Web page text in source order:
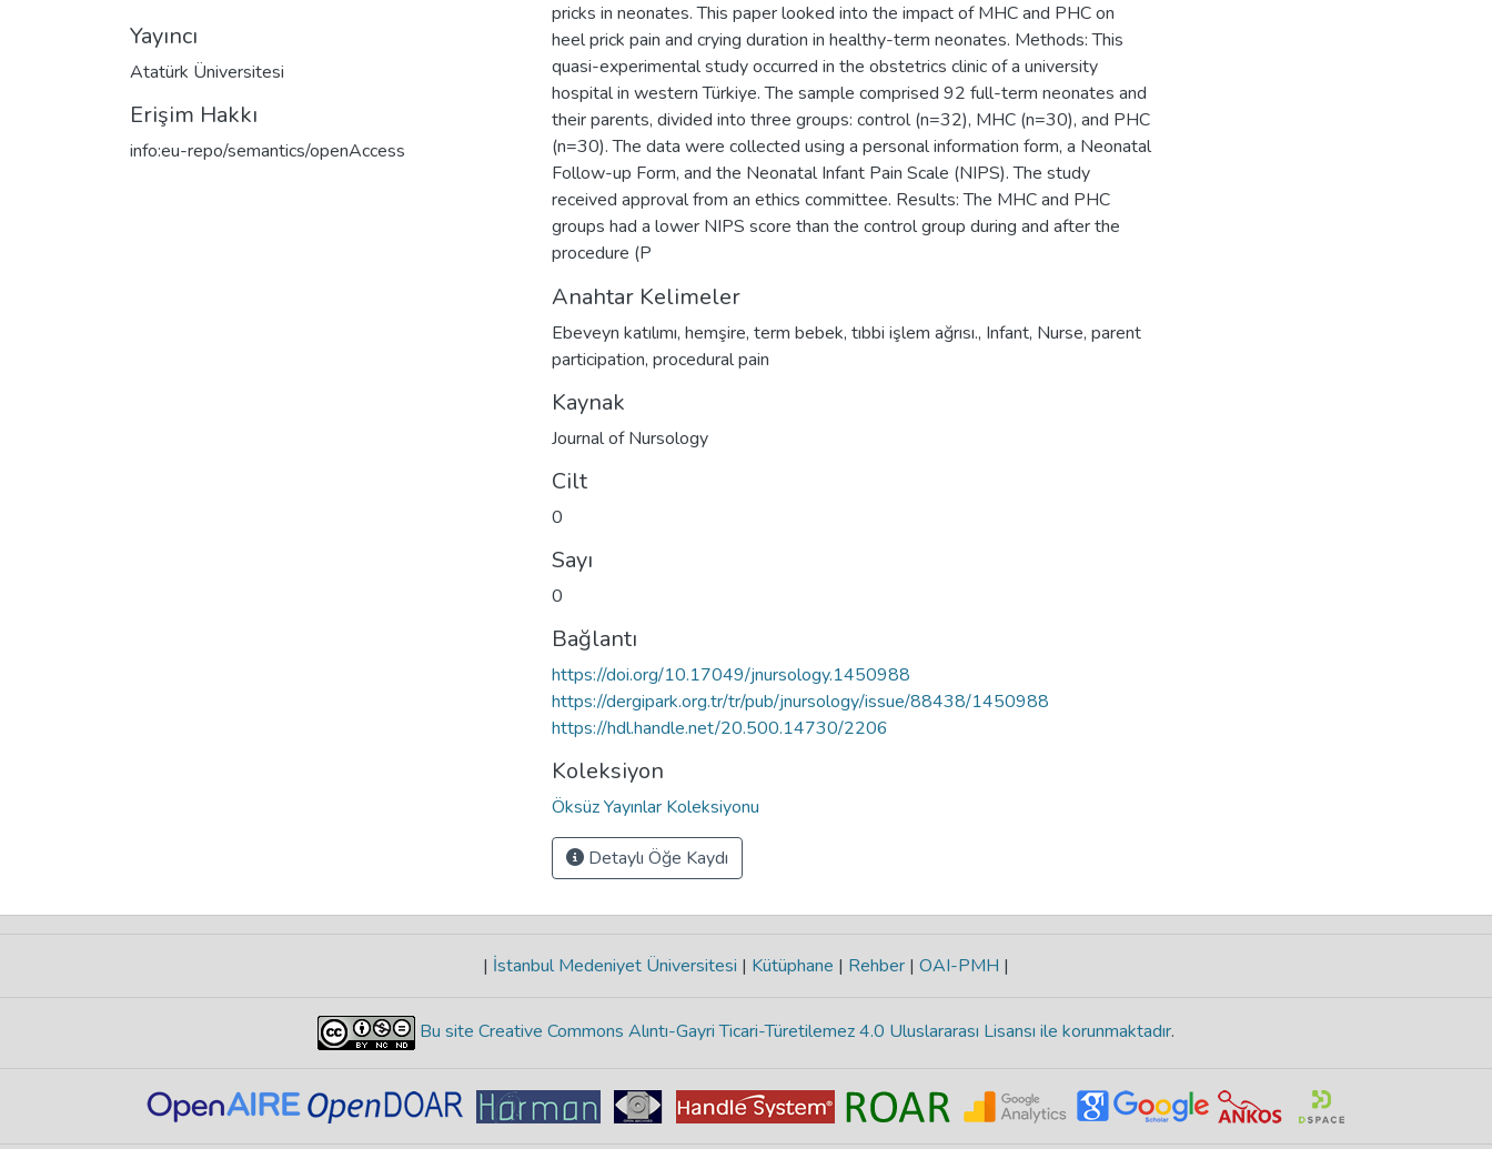
Yayıncı
Atatürk Üniversitesi
Erişim Hakkı
info:eu-repo/semantics/openAccess
pricks in neonates. This paper looked into the impact of MHC and PHC on
heel prick pain and crying duration in healthy-term neonates. Methods: This
quasi-experimental study occurred in the obstetrics clinic of a university
hospital in western Türkiye. The sample comprised 92 full-term neonates and
their parents, divided into three groups: control (n=32), MHC (n=30), and PHC
(n=30). The data were collected using a personal information form, a Neonatal
Follow-up Form, and the Neonatal Infant Pain Scale (NIPS). The study
received approval from an ethics committee. Results: The MHC and PHC
groups had a lower NIPS score than the control group during and after the
procedure (P
Anahtar Kelimeler
Ebeveyn katılımı, hemşire, term bebek, tıbbi işlem ağrısı., Infant, Nurse, parent
participation, procedural pain
Kaynak
Journal of Nursology
Cilt
0
Sayı
0
Bağlantı
https://doi.org/10.17049/jnursology.1450988
https://dergipark.org.tr/tr/pub/jnursology/issue/88438/1450988
https://hdl.handle.net/20.500.14730/2206
Koleksiyon
Öksüz Yayınlar Koleksiyonu
Detaylı Öğe Kaydı
| İstanbul Medeniyet Üniversitesi | Kütüphane | Rehber | OAI-PMH |
Bu site Creative Commons Alıntı-Gayri Ticari-Türetilemez 4.0 Uluslararası Lisansı ile korunmaktadır.